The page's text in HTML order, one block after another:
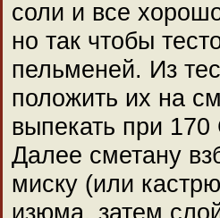
соли и все
но так чтобы
пельменей. Из
положить их на
выпекать при 170
Далее сметану
миску (или
изюма, затем